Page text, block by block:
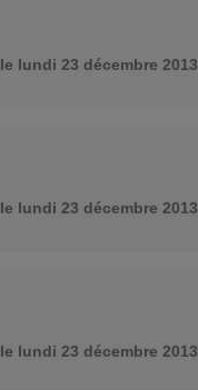
le lundi 23 décembre 2013
le lundi 23 décembre 2013
le lundi 23 décembre 2013